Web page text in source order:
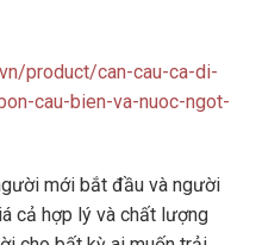
product/can-cau-ca-di-
cau-bien-va-nuoc-ngot-
mới bắt đầu và người
cả hợp lý và chất lượng